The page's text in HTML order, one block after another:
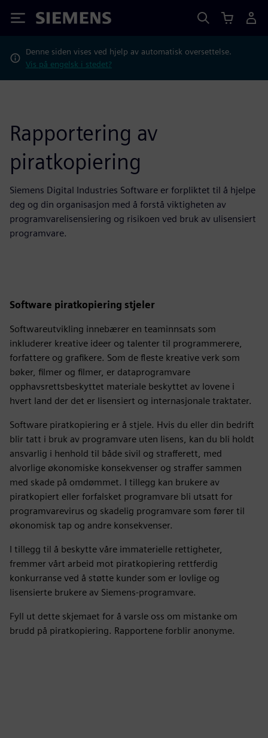
Siemens
Denne siden vises ved hjelp av automatisk oversettelse.
Vis på engelsk i stedet?
Rapportering av
piratkopiering
Siemens Digital Industries Software er forpliktet til å hjelpe
deg og din organisasjon med å forstå viktigheten av
programvarelisensiering og risikoen ved bruk av ulisensiert
programvare.
Software piratkopiering stjeler
Softwareutvikling innebærer en teaminnsats som
inkluderer kreative ideer og talenter til programmerere,
forfattere og grafikere. Som de fleste kreative verk som
bøker, filmer og filmer, er dataprogramvare
opphavsrettsbeskyttet materiale beskyttet av lovene i
hvert land der det er lisensiert og internasjonale traktater.
Software piratkopiering er å stjele. Hvis du eller din bedrift
blir tatt i bruk av programvare uten lisens, kan du bli holdt
ansvarlig i henhold til både sivil og strafferett, med
alvorlige økonomiske konsekvenser og straffer sammen
med skade på omdømmet. I tillegg kan brukere av
piratkopiert eller forfalsket programvare bli utsatt for
programvarevirus og skadelig programvare som fører til
økonomisk tap og andre konsekvenser.
I tillegg til å beskytte våre immaterielle rettigheter,
fremmer vårt arbeid mot piratkopiering rettferdig
konkurranse ved å støtte kunder som er lovlige og
lisensierte brukere av Siemens-programvare.
Fyll ut dette skjemaet for å varsle oss om mistanke om
brudd på piratkopiering. Rapportene forblir anonyme.